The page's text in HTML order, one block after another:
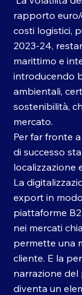
rapporto euro/
costi logistici,
2023-24,
marittimo e
introducendo
ambientali,
sostenibilità,
mercato.
Per far fronte
di successo
localizzazione
La
export in
piattaforme
nei mercati
permette una
cliente. E la
narrazione
diventa un